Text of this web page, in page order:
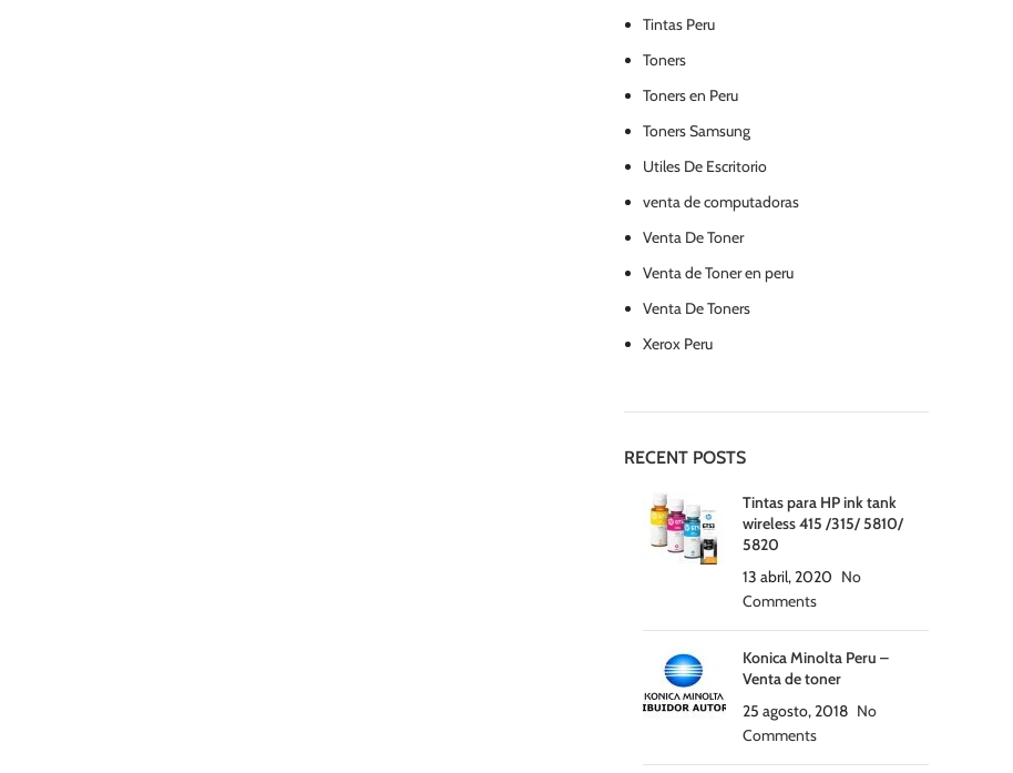
Tintas Peru
Toners
Toners en Peru
Toners Samsung
Utiles De Escritorio
venta de computadoras
Venta De Toner
Venta de Toner en peru
Venta De Toners
Xerox Peru
RECENT POSTS
Tintas para HP ink tank
wireless 415 /315/ 5810/
5820
13 abril, 2020 No
Comments
Konica Minolta Peru –
Venta de toner
25 agosto, 2018 No
Comments